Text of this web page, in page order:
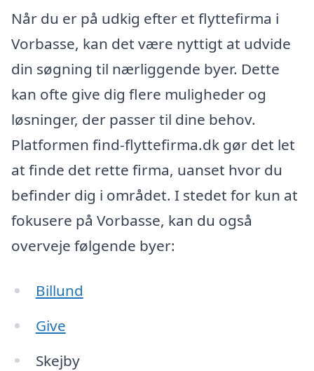
Når du er på udkig efter et flyttefirma i
Vorbasse, kan det være nyttigt at udvide
din søgning til nærliggende byer. Dette
kan ofte give dig flere muligheder og
løsninger, der passer til dine behov.
Platformen find-flyttefirma.dk gør det let
at finde det rette firma, uanset hvor du
befinder dig i området. I stedet for kun at
fokusere på Vorbasse, kan du også
overveje følgende byer:
Billund
Give
Skejby